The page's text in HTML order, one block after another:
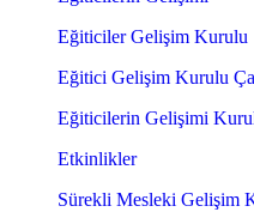
Eğiticiler Gelişim Kurulu
Eğitici Gelişim Kurulu
Eğiticilerin Gelişimi
Etkinlikler
Sürekli Mesleki Gelişim